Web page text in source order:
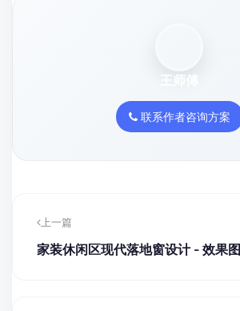
王师傅
联系作者咨询方案
上一篇
家装休闲区现代落地窗设计 - 效果图